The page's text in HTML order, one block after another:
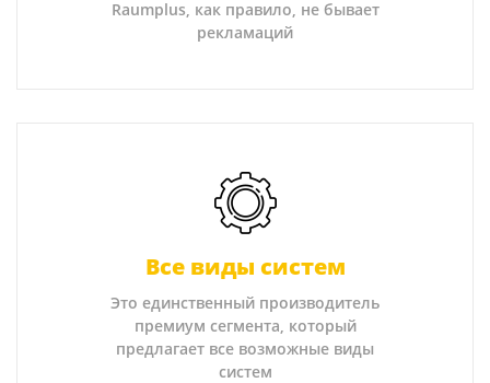
Raumplus, как правило, не бывает
рекламаций
Все виды систем
Это единственный производитель
премиум сегмента, который
предлагает все возможные виды
систем